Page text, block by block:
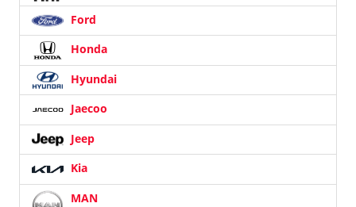
Ford
Honda
Hyundai
Jaecoo
Jeep
Kia
MAN